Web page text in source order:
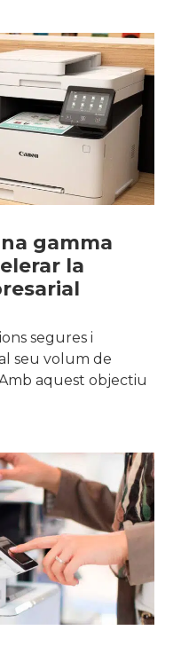
gamma
la
segures i
seu volum de
aquest objectiu